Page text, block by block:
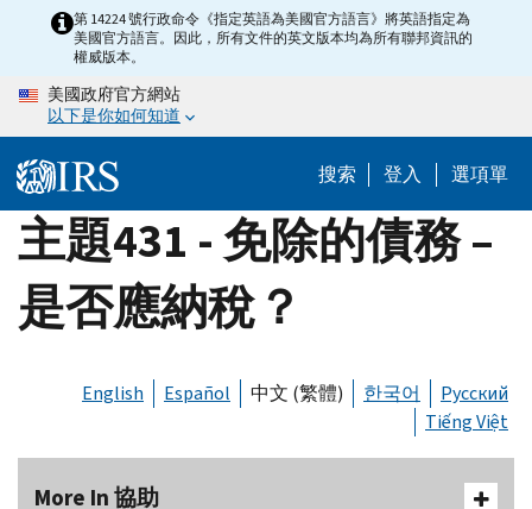
content
第 14224 號行政命令《指定英語為美國官方語言》將英語指定為
美國官方語言。因此，所有文件的英文版本均為所有聯邦資訊的
權威版本。
美國政府官方網站
以下是你如何知道
搜索 登入 選項單
主題431 - 免除的債務 –
是否應納稅？
English Español 中文 (繁體) 한국어
Русский
Tiếng Việt
More In 協助